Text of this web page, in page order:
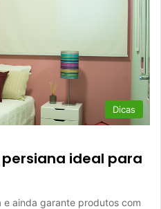
Dicas
ideal para
e ainda garante produtos com